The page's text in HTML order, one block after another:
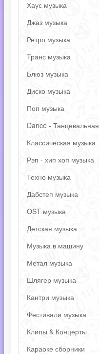
Хаус музыка
Джаз музыка
Ретро музыка
Транс музыка
Блюз музыка
Диско музыка
Поп музыка
Dance - Танцевальная
Классическая музыка
Рэп - хип хоп музыка
Техно музыка
Дабстеп музыка
OST музыка
Детская музыка
Музыка в машину
Метал музыка
Шлягер музыка
Кантри музыка
Фестивали музыка
Клипы & Концерты
Караоке сборники